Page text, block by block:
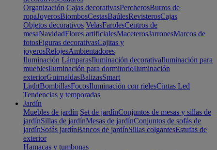
Organización Cajas decorativasPercherosBurros de
ropaJoyerosBiombosCestasBaúlesRevisterosCajas
Objetos decorativos VelasFarolesCentros de
mesaNavidadFlores artificialesMaceterosJarronesMarcos de
fotosFiguras decorativasCajitas y
joyerosRelojesAmbientadores
Iluminación LámparasIluminación decorativaIluminación para
mueblesIluminación para dormitorioIluminación
exteriorGuirnaldasBalizasSmart
LightBombillasFocosIluminación con rielesCintas Led
Tendencias y temporadas
Jardín
Muebles de jardín Set de jardínConjuntos de mesas y sillas de
jardínSillas de jardínMesas de jardínConjuntos de sofás de
jardínSofás jardínBancos de jardínSillas colgantesEstufas de
exterior
Hamacas y tumbonas